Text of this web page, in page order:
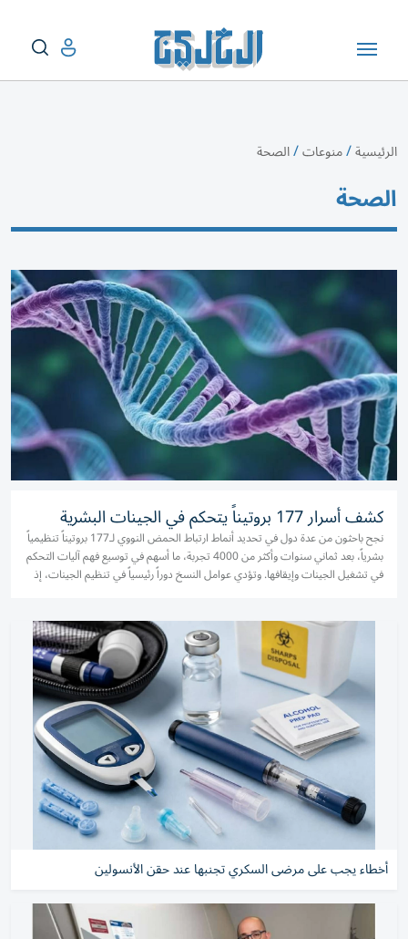
الرئيسية/منوعات/الصحة
الصحة
كشف أسرار 177 بروتيناً يتحكم في الجينات البشرية
نجح باحثون من عدة دول في تحديد أنماط ارتباط الحمض النووي لـ177 بروتيناً تنظيمياً
بشرياً، بعد ثماني سنوات وأكثر من 4000 تجربة، ما أسهم في توسيع فهم آليات التحكم
في تشغيل الجينات وإيقافها. وتؤدي عوامل النسخ دوراً رئيسياً في تنظيم الجينات، إذ
أخطاء يجب على مرضى السكري تجنبها عند حقن الأنسولين